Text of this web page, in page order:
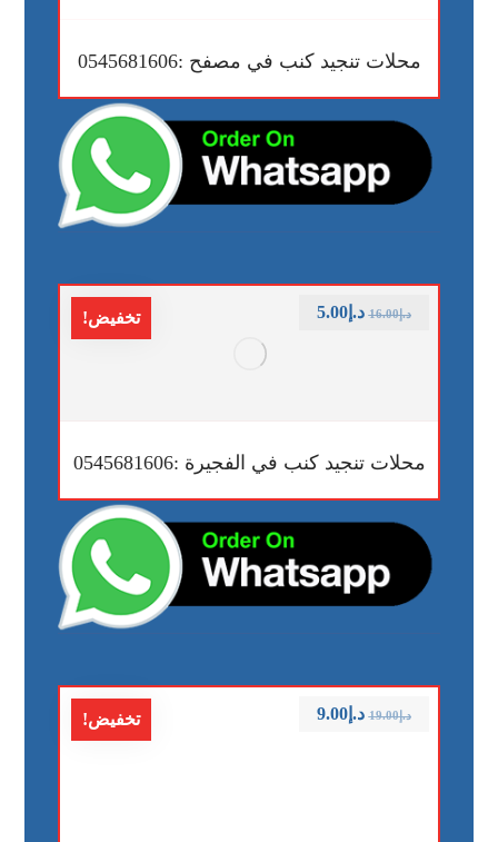
محلات تنجيد كنب في مصفح :0545681606
تخفيض!
محلات تنجيد كنب في الفجيرة :0545681606
د.إ16.00 د.إ5.00
تخفيض! د.إ19.00 د.إ9.00